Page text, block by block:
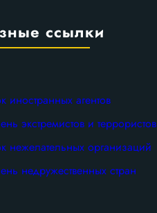
ссылки
иностранных агентов
экстремистов и террористов
нежелательных организаций
недружественных стран